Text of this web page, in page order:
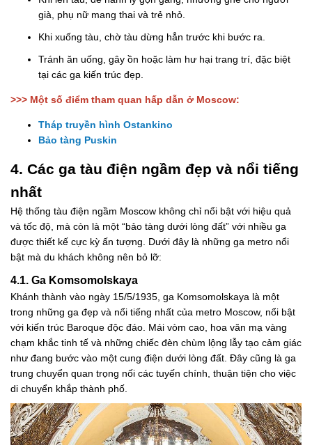
già, phụ nữ mang thai và trẻ nhỏ.
Khi xuống tàu, chờ tàu dừng hẳn trước khi bước ra.
Tránh ăn uống, gây ồn hoặc làm hư hại trang trí, đặc biệt
tại các ga kiến trúc đẹp.
>>> Một số điểm tham quan hấp dẫn ở Moscow:
Tháp truyền hình Ostankino
Bảo tàng Puskin
4. Các ga tàu điện ngầm đẹp và nổi tiếng
nhất
Hệ thống tàu điện ngầm Moscow không chỉ nổi bật với hiệu quả
và tốc độ, mà còn là một “bảo tàng dưới lòng đất” với nhiều ga
được thiết kế cực kỳ ấn tượng. Dưới đây là những ga metro nổi
bật mà du khách không nên bỏ lỡ:
4.1. Ga Komsomolskaya
Khánh thành vào ngày 15/5/1935, ga Komsomolskaya là một
trong những ga đẹp và nổi tiếng nhất của metro Moscow, nổi bật
với kiến trúc Baroque độc đáo. Mái vòm cao, hoa văn mạ vàng
chạm khắc tinh tế và những chiếc đèn chùm lộng lẫy tạo cảm giác
như đang bước vào một cung điện dưới lòng đất. Đây cũng là ga
trung chuyển quan trọng nối các tuyến chính, thuận tiện cho việc
di chuyển khắp thành phố.